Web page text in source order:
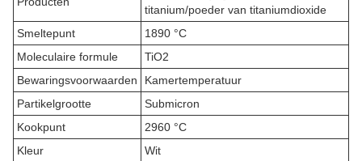
titanium/poeder van titaniumdioxide
Smeltepunt
1890 °C
Moleculaire formule
TiO2
Bewaringsvoorwaarden
Kamertemperatuur
Partikelgrootte
Submicron
Kookpunt
2960 °C
Kleur
Wit